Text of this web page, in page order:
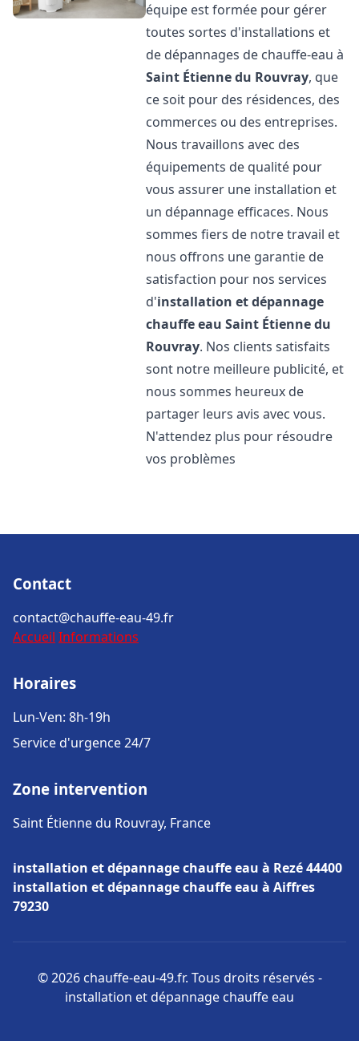
équipe est formée pour gérer
toutes sortes d'installations et
de dépannages de chauffe-eau à
Saint Étienne du Rouvray, que
ce soit pour des résidences, des
commerces ou des entreprises.
Nous travaillons avec des
équipements de qualité pour
vous assurer une installation et
un dépannage efficaces. Nous
sommes fiers de notre travail et
nous offrons une garantie de
satisfaction pour nos services
d'installation et dépannage
chauffe eau Saint Étienne du
Rouvray. Nos clients satisfaits
sont notre meilleure publicité, et
nous sommes heureux de
partager leurs avis avec vous.
N'attendez plus pour résoudre
vos problèmes
Contact
contact@chauffe-eau-49.fr
Accueil Informations
Horaires
Lun-Ven: 8h-19h
Service d'urgence 24/7
Zone intervention
Saint Étienne du Rouvray, France
installation et dépannage chauffe eau à Rezé 44400
installation et dépannage chauffe eau à Aiffres
79230
© 2026 chauffe-eau-49.fr. Tous droits réservés -
installation et dépannage chauffe eau